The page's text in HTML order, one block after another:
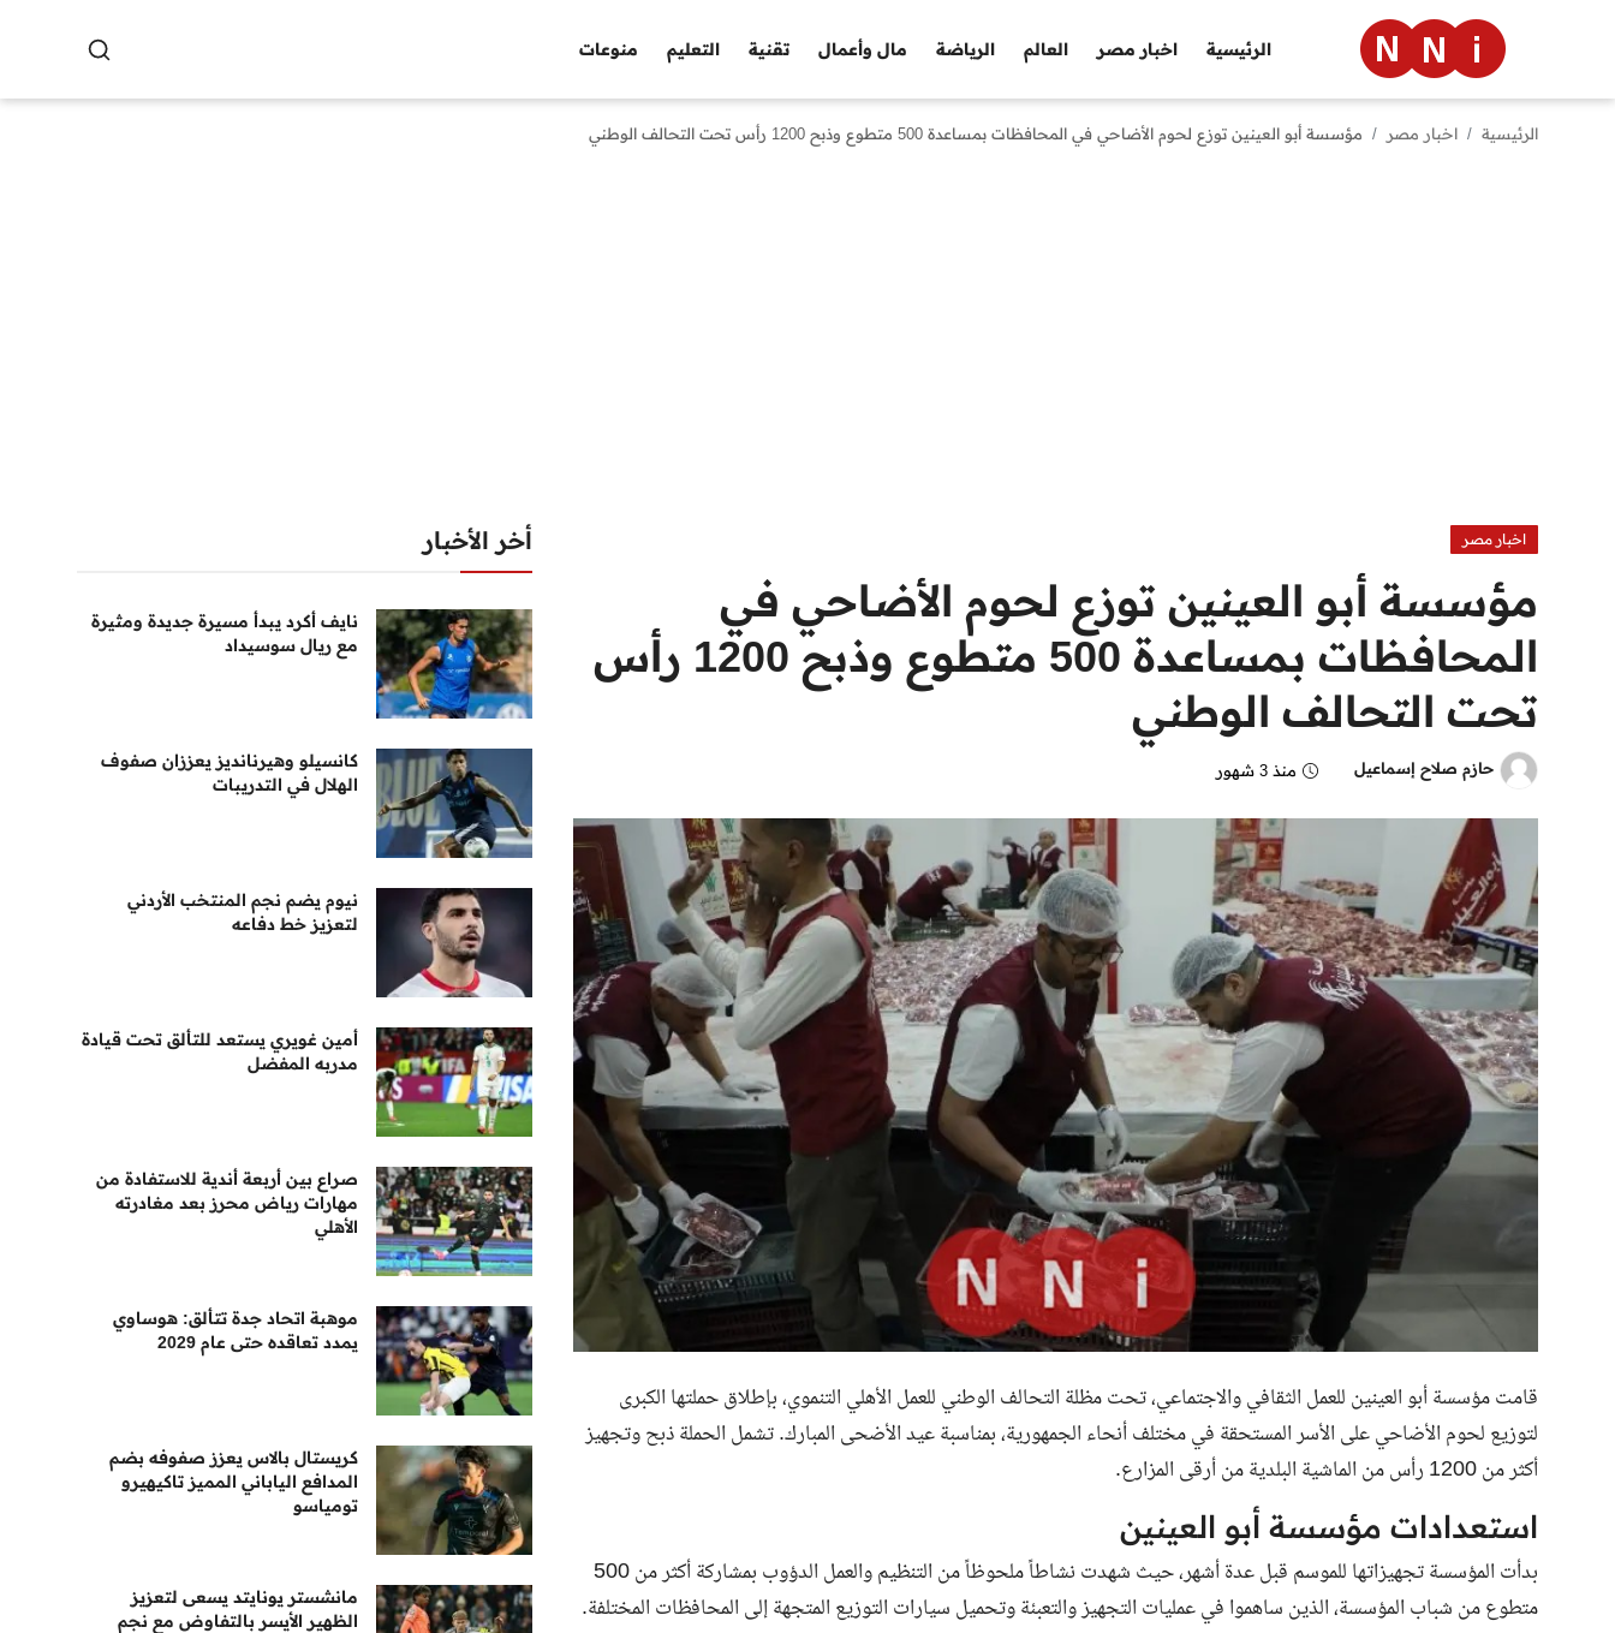
الرئيسية اخبار مصر العالم الرياضة مال وأعمال تقنية التعليم منوعات
منوعات
الرئيسية اخبار مصر مؤسسة أبو العينين توزع لحوم الأضاحي في المحافظات بمساعدة 500 متطوع وذبح 1200 رأس تحت التحالف الوطني
اخبار مصر
مؤسسة أبو العينين توزع لحوم الأضاحي في
المحافظات بمساعدة 500 متطوع وذبح 1200 رأس
تحت التحالف الوطني
حازم صلاح إسماعيل منذ 3 شهور
قامت مؤسسة أبو العينين للعمل الثقافي والاجتماعي، تحت مظلة التحالف الوطني للعمل الأهلي التنموي، بإطلاق حملتها الكبرى
لتوزيع لحوم الأضاحي على الأسر المستحقة في مختلف أنحاء الجمهورية، بمناسبة عيد الأضحى المبارك. تشمل الحملة ذبح وتجهيز
أكثر من 1200 رأس من الماشية البلدية من أرقى المزارع.
استعدادات مؤسسة أبو العينين
بدأت المؤسسة تجهيزاتها للموسم قبل عدة أشهر، حيث شهدت نشاطاً ملحوظاً من التنظيم والعمل الدؤوب بمشاركة أكثر من 500
متطوع من شباب المؤسسة، الذين ساهموا في عمليات التجهيز والتعبئة وتحميل سيارات التوزيع المتجهة إلى المحافظات المختلفة.
أخر الأخبار
نايف أكرد يبدأ مسيرة جديدة ومثيرة
مع ريال سوسيداد
كانسيلو وهيرنانديز يعززان صفوف
الهلال في التدريبات
نيوم يضم نجم المنتخب الأردني
لتعزيز خط دفاعه
أمين غويري يستعد للتألق تحت قيادة
مدربه المفضل
صراع بين أربعة أندية للاستفادة من
مهارات رياض محرز بعد مغادرته
الأهلي
موهبة اتحاد جدة تتألق: هوساوي
يمدد تعاقده حتى عام 2029
كريستال بالاس يعزز صفوفه بضم
المدافع الياباني المميز تاكيهيرو
تومياسو
مانشستر يونايتد يسعى لتعزيز
الظهير الأيسر بالتفاوض مع نجم